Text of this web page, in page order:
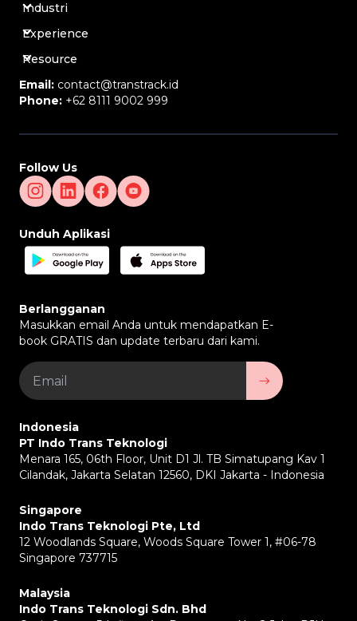
Industri
Experience
Resource
Email: contact@transtrack.id
Phone: +62 8111 9002 999
Follow Us
Unduh Aplikasi
Berlangganan
Masukkan email Anda untuk mendapatkan E-
book GRATIS dan update terbaru dari kami.
Indonesia
PT Indo Trans Teknologi
Menara 165, 06th Floor, Unit D1 Jl. TB Simatupang Kav 1
Cilandak, Jakarta Selatan 12560, DKI Jakarta - Indonesia
Singapore
Indo Trans Teknologi Pte, Ltd
12 Woodlands Square, Woods Square Tower 1, #06-78
Singapore 737715
Malaysia
Indo Trans Teknologi Sdn. Bhd